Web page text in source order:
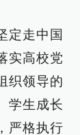
定走中国
实高校党
织领导的
学生成长
严格执行